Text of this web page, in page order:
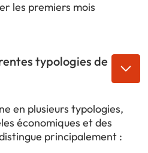
les premiers mois
typologies de
en plusieurs typologies,
économiques et des
principalement :